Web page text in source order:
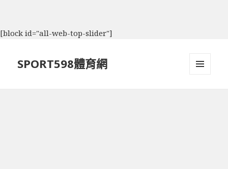
[block id="all-web-top-slider"]
SPORT598體育網